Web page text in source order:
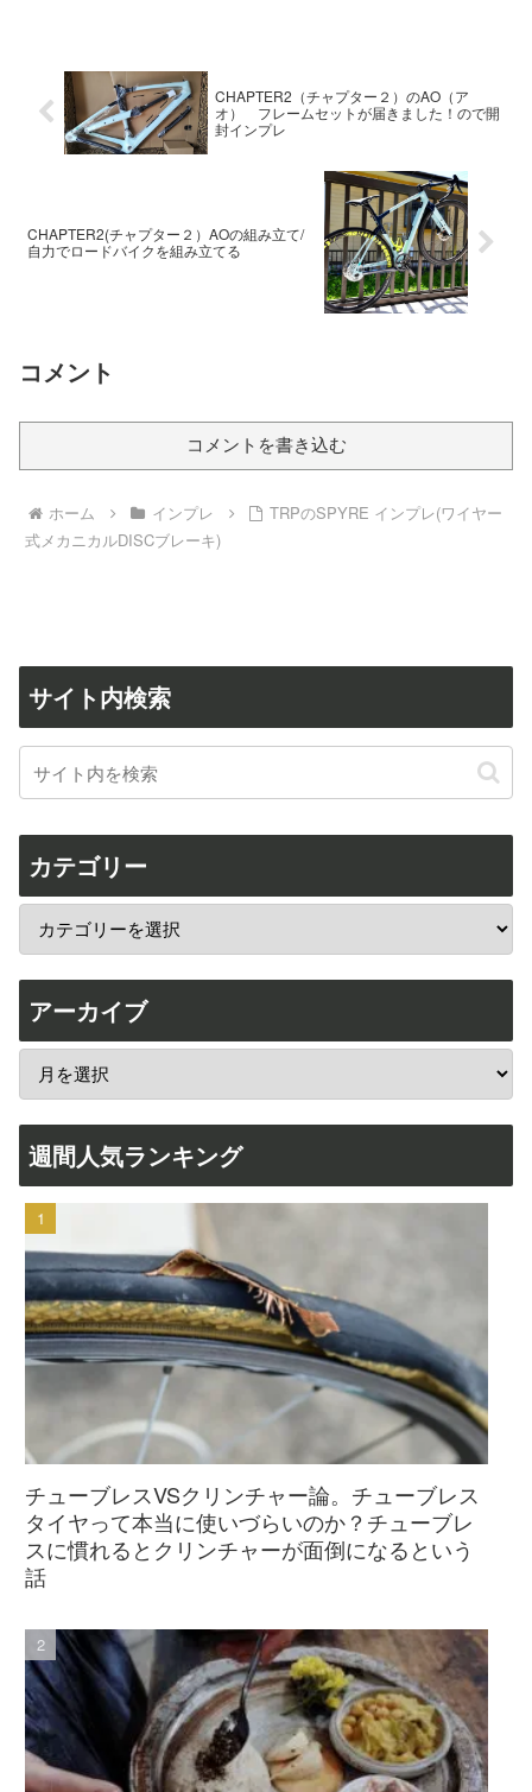
CHAPTER2（チャプター２）のAO（ア
オ） フレームセットが届きました！ので開
封インプレ
CHAPTER2(チャプター２）AOの組み立て/
自力でロードバイクを組み立てる
コメント
コメントを書き込む
ホーム インプレ
TRPのSPYRE インプレ(ワイヤー
式メカニカルDISCブレーキ)
サイト内検索
カテゴリー
アーカイブ
週間人気ランキング
チューブレスVSクリンチャー論。チューブレス
タイヤって本当に使いづらいのか？チューブレ
スに慣れるとクリンチャーが面倒になるという
話